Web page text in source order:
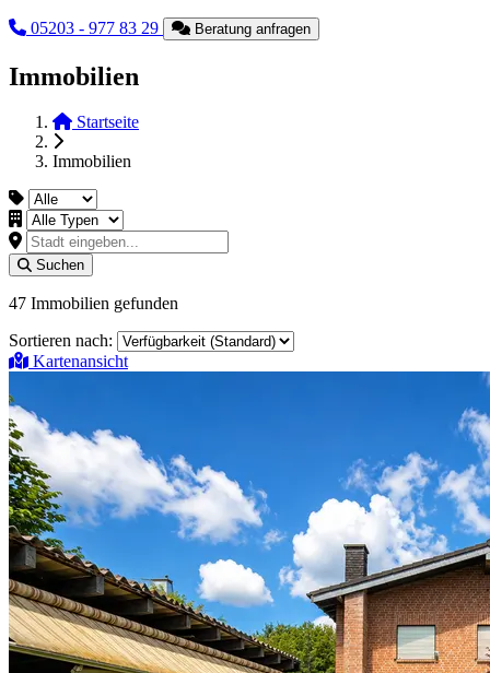
05203 - 977 83 29 Beratung anfragen
Immobilien
Startseite
Immobilien
Suchen
47 Immobilien gefunden
Sortieren nach:
Kartenansicht